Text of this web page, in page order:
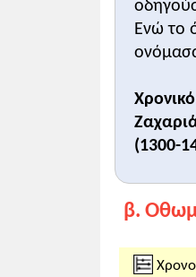
Το
και
Οι
Ασία, οι
ενωθούν,
Ενώ το
(1300-
β.